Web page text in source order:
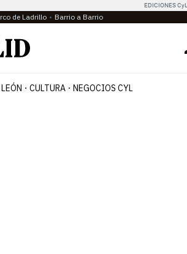
EDICIONES CyL
de Ladrillo Barrio a Barrio
CULTURA NEGOCIOS CYL